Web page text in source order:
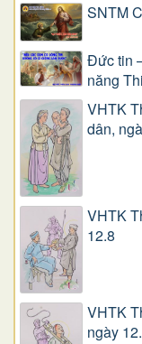
SNTM
Đức tin
năng
VHTK
dân,
VHTK
12.8
VHTK
ngày